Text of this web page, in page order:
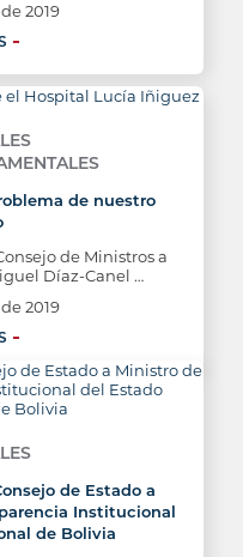
2019
de nuestro
de Ministros a
Díaz-Canel …
2019
de Estado a
Institucional
de Bolivia